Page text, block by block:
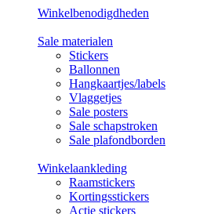
Winkelbenodigdheden
Sale materialen
Stickers
Ballonnen
Hangkaartjes/labels
Vlaggetjes
Sale posters
Sale schapstroken
Sale plafondborden
Winkelaankleding
Raamstickers
Kortingsstickers
Actie stickers